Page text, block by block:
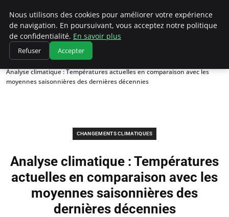
Climatedebtagents
Accueil
Changements climatiques
Analyse climatique : Températures actuelles en comparaison avec les
moyennes saisonnières des dernières décennies
CHANGEMENTS CLIMATIQUES
Analyse climatique : Températures
actuelles en comparaison avec les
moyennes saisonnières des
dernières décennies
Nous utilisons des cookies pour améliorer votre expérience
de navigation. En poursuivant, vous acceptez notre politique
de confidentialité. En savoir plus
Refuser Accepter